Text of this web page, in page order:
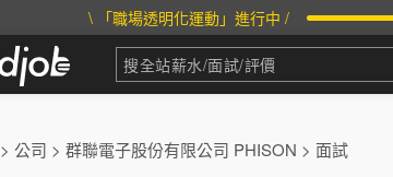
\ 「職場透明化運動」進行中 /
> 公司 > 群聯電子股份有限公司 PHISON > 面試